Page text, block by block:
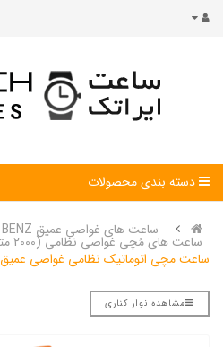
دسته بندی محصولات
ساعت های غواصی عمیق CHRIS BENZ
ساعت های مُچی غواصی نظامی (2000 متری)
ساعت مچی اتوماتیک نظامی غواصی عمیق CB-2000A-G3-KB-O
مشاهده نوار کناری